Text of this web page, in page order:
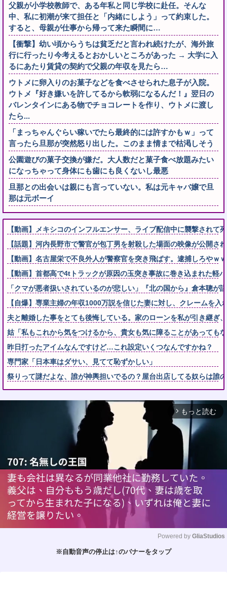
父親が小学校教師で、ある年私と同じ学校に赴任。そんな
中、私に初潮が来て担任と「内緒にしよう」って約束した。
すると、母親が仕事から帰って来た瞬間に…
【衝撃】幼い頃からうちは貧乏だと言われ続けたが、海外旅
行に行ったり今考えるとおかしいところがあった → 大学に入
るにあたり賃貸の契約で父親の年収を見たら…
ウトメに卵入りのお菓子などを食べさせられた息子が入院。
ウトメ『好き嫌いを許してるから軟弱になるんだ！』翌日の
バレンタインにある物でチョコレートを作り、ウトメに渡し
たら...
「まっちゃんぐらい稼いでたら最終的には許すかもｗ」って
言ったら旦那が突然怒り出した。このまま情まで枯渇しそう
公園遊びの菓子交換が嫌だ。大人数だと菓子食べ放題みたい
になっちゃって身体にも歯にも良くないし最悪
旦那との出会いは親にも言っていない。私は元キャバ嬢で旦
那は元ボーイ
【動画】メキシコのインフルエンサー、ライブ配信中に襲撃されて
【話題】河内長野市で警官が包丁男を射殺した場面の映像が公開さ
【動画】名古屋栄で不良外人が警察官を突き飛ばす。逮捕しろやｗ
【動画】首都高で4tトラックが原因の玉突き事故に巻き込まれた軽
「クマが悪者扱いされているのが悲しい」『北の国から』倉本聰
【自爆】専業主婦の年収1000万説を信じた妻に対し、クレームを
夫と離婚した事をとても後悔している。家のローンを私が引き継ぎ
姑「私もこれから気をつけるから、貴女も気に障ることがあって
昨日打ったアイムなんですけど…これ設定いくつなんですかね？
専門家「日本車はダサい、見てて恥ずかしい」
祭りって謎だよな、誰が神輿担いでるの？屋台出店してる奴らは誰
arrow_forward_ios もっと読む
Powered by GliaStudios
※自動音声の停止は↑のバナーをタップ